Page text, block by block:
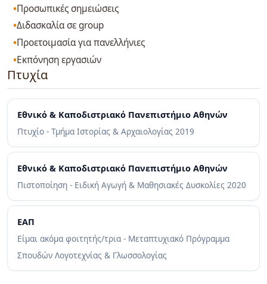
Προσωπικές σημειώσεις
Διδασκαλία σε group
Προετοιμασία για πανελλήνιες
Εκπόνηση εργασιών
Πτυχία
Εθνικό & Καποδιστριακό Πανεπιστήμιο Αθηνών
Πτυχίο - Τμήμα Ιστορίας & Αρχαιολογίας 2019
Εθνικό & Καποδιστριακό Πανεπιστήμιο Αθηνών
Πιστοποίηση - Ειδική Αγωγή & Μαθησιακές Δυσκολίες 2020
ΕΑΠ
Είμαι ακόμα φοιτητής/τρια - Μεταπτυχιακό Πρόγραμμα
Σπουδών Λογοτεχνίας & Γλωσσολογίας